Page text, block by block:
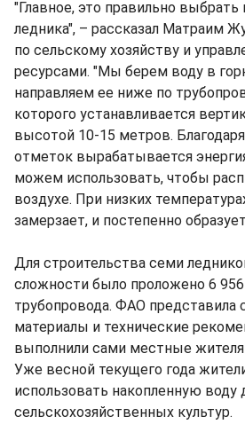
"Главное, это правильно
ледника", – рассказал Матраим
по сельскому хозяйству и
ресурсами. "Мы берем воду в
направляем ее ниже по
которого устанавливается
высотой 10-15 метров.
отметок вырабатывается
можем использовать, чтобы
воздухе. При низких
замерзает, и постепенно
Для строительства семи
сложности было проложено 6
трубопровода. ФАО представила
материалы и технические
выполнили сами местные
Уже весной текущего года
использовать накопленную воду
сельскохозяйственных культур.